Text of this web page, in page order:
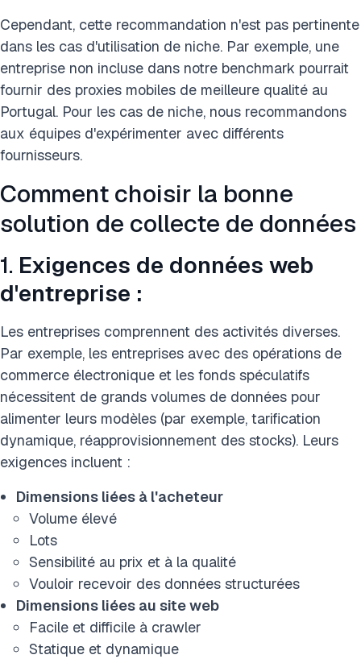
Cependant, cette recommandation n'est pas pertinente
dans les cas d'utilisation de niche. Par exemple, une
entreprise non incluse dans notre benchmark pourrait
fournir des proxies mobiles de meilleure qualité au
Portugal. Pour les cas de niche, nous recommandons
aux équipes d'expérimenter avec différents
fournisseurs.
Comment choisir la bonne
solution de collecte de données
1. Exigences de données web
d'entreprise :
Les entreprises comprennent des activités diverses.
Par exemple, les entreprises avec des opérations de
commerce électronique et les fonds spéculatifs
nécessitent de grands volumes de données pour
alimenter leurs modèles (par exemple, tarification
dynamique, réapprovisionnement des stocks). Leurs
exigences incluent :
Dimensions liées à l'acheteur
Volume élevé
Lots
Sensibilité au prix et à la qualité
Vouloir recevoir des données structurées
Dimensions liées au site web
Facile et difficile à crawler
Statique et dynamique